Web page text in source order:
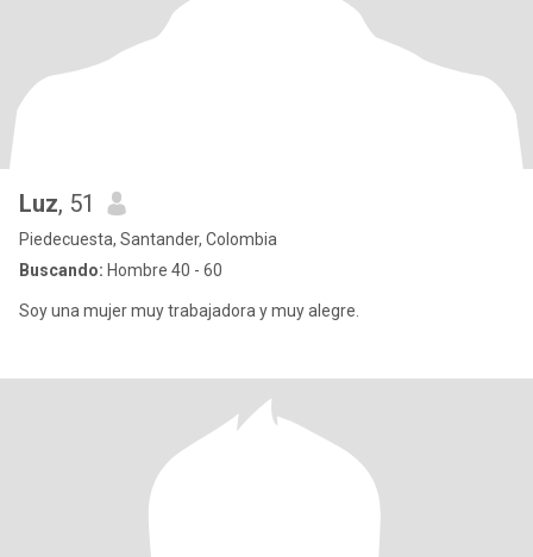
Luz, 51
Piedecuesta, Santander, Colombia
Buscando: Hombre 40 - 60
Soy una mujer muy trabajadora y muy alegre.